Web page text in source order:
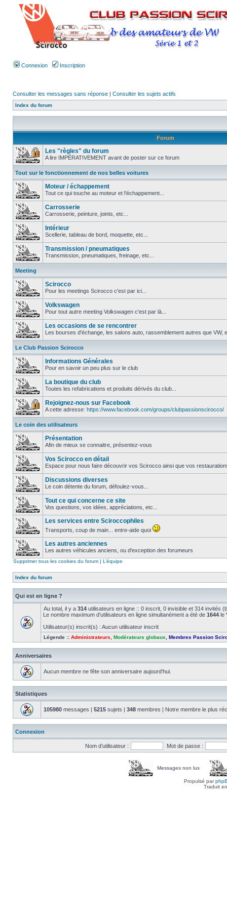
Connexion Inscription
Consulter les messages sans réponse | Consulter les sujets actifs
Index du forum
Forum
Les "règles" du forum
A lire IMPÉRATIVEMENT avant de poster sur ce forum
Tout sur le fonctionnement de nos belles voitures
Moteur / échappement
Tout ce qui touche au moteur et l'échappement...
Carrosserie
Carrosserie, peinture, joints, etc...
Intérieur
Scellerie, tableau de bord, moquette, etc...
Transmission / pneumatiques
Transmission, pneumatiques, freinage, etc...
Meeting
Scirocco
Pour les meetings Scirocco c'est par ici...
Volkswagen
Pour tout autre meeting Volkswagen c'est par là...
Les occasions de se rencontrer
Les bourses d'échange, les salons auto, rassemblement autres que VW,
Le Club Passion Scirocco
Informations Générales
Pour en savoir un peu plus sur le club
La boutique du club
Toutes les refabrications et produits dérivés du club...
Rejoignez-nous sur Facebook
A cette adresse: https://www.facebook.com/groups/clubpassionscirocco/
Le coin des utilisateurs
Présentation
Afin de mieux se connaitre, présentez-vous
Vos Scirocco en détail
Espace pour nous faire découvrir vos Scirocco ainsi que vos
Discussions diverses
Le coin détente du forum, défoulez-vous...
Tout ce qui concerne ce site
Vos questions, vos idées, appréciations, etc...
Les services entre Sciroccophiles
Transports, coup de main... entre-aide quoi
Les autres anciennes
Les autres véhicules anciens, ou d'exception des forumeurs
Supprimer tous les cookies du forum | L’équipe
Index du forum
Qui est en ligne ?
Au total, il y a 314 utilisateurs en ligne :: 0 inscrit, 0 invisible et 314 invités
Le nombre maximum d’utilisateurs en ligne simultanément a été de 1644 le
Utilisateur(s) inscrit(s) : Aucun utilisateur inscrit
Légende :: Administrateurs Modérateurs globaux Membres Passion
Anniversaires
Aucun membre ne fête son anniversaire aujourd’hui.
Statistiques
105980 messages | 5215 sujets | 348 membres | Notre membre le plus
Connexion
Nom d’utilisateur : Mot de passe :
Messages non lus
Propulsé par
Traduit